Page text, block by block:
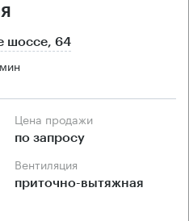
шоссе, 64
Цена продажи
по запросу
Вентиляция
приточно-вытяжная